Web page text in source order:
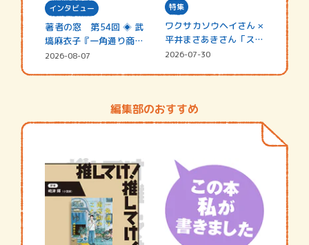
インタビュー
著者の窓 第54回 ◈ 武
塙麻衣子『一角通り商店
街の…
2026-08-07
特集
ワクサカソウヘイさん ×
平井まさあきさん「スペ
シャ…
2026-07-30
編集部のおすすめ